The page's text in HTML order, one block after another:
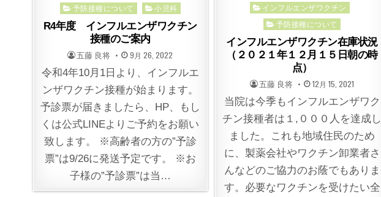
in予防接種について
小児科
R4年度 インフルエンザワクチン
接種のご案内
POSTED
BY
五藤 良将 POSTED
ON
9月 26, 2022
令和4年10月1日より、インフルエ
ンザワクチン接種が始まります。
予診票が届きましたら、HP、もし
くは公式LINEよりご予約をお願い
致します。 ※高齢者の方の”予診
票”は9/26に発送予定です。 ※お
子様の”予診票”は当…
Posted
インフルエンザワクチン
予防接種について
インフルエンザワクチン在庫状況
（２０２１年１２月１５日朝の時
点）
POSTED
BY
五藤 良将 POSTED
ON
12月 15, 2021
当院は今季もインフルエンザワク
チン接種者は１,０００人を達成し
ました。これも地域住民のため
に、製薬会社やワクチン卸業者さ
んなどのご協力のお蔭でもありま
す。必要なワクチンを受けたい全